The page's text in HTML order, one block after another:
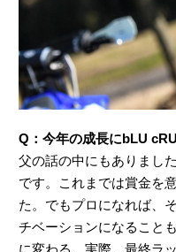
Q：今年の成長にbLU
父の話の中にもありまし
です。これまでは賞金を
た。でもプロになれば、
チベーションになること
に変わる。実際、最終ラ